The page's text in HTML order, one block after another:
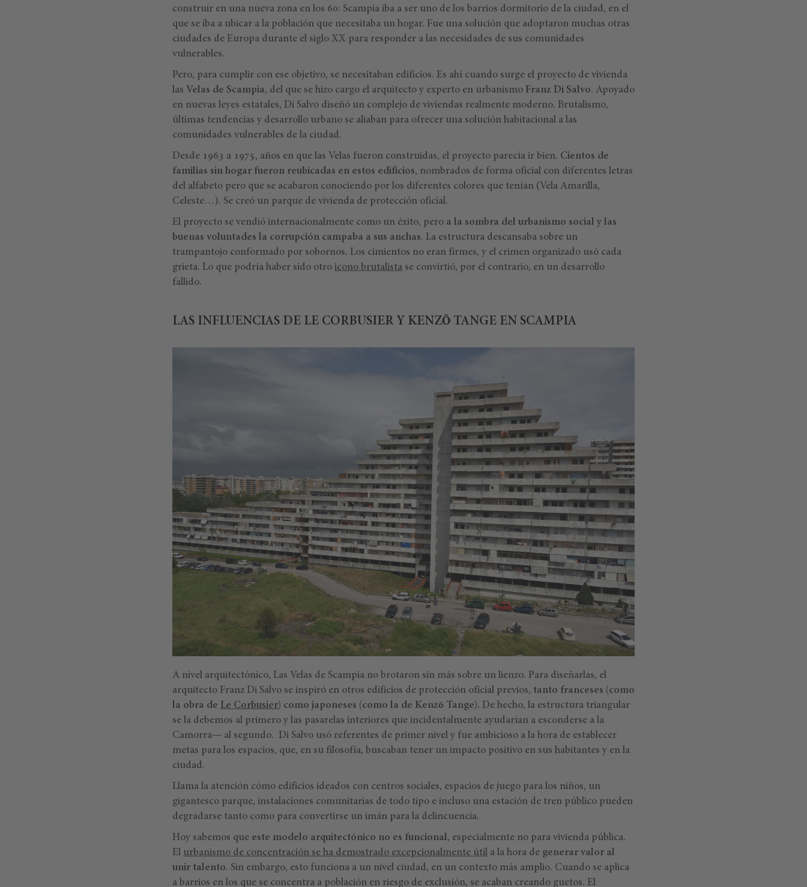
construir en una nueva zona en los 60: Scampia iba a ser uno de los barrios dormitorio de la ciudad, en el
que se iba a ubicar a la población que necesitaba un hogar. Fue una solución que adoptaron muchas otras
ciudades de Europa durante el siglo XX para responder a las necesidades de sus comunidades
vulnerables.
Pero, para cumplir con ese objetivo, se necesitaban edificios. Es ahí cuando surge el proyecto de vivienda
las Velas de Scampia, del que se hizo cargo el arquitecto y experto en urbanismo Franz Di Salvo. Apoyado
en nuevas leyes estatales, Di Salvo diseñó un complejo de viviendas realmente moderno. Brutalismo,
últimas tendencias y desarrollo urbano se aliaban para ofrecer una solución habitacional a las
comunidades vulnerables de la ciudad.
Desde 1963 a 1975, años en que las Velas fueron construidas, el proyecto parecía ir bien. Cientos de
familias sin hogar fueron reubicadas en estos edificios, nombrados de forma oficial con diferentes letras
del alfabeto pero que se acabaron conociendo por los diferentes colores que tenían (Vela Amarilla,
Celeste…). Se creó un parque de vivienda de protección oficial.
El proyecto se vendió internacionalmente como un éxito, pero a la sombra del urbanismo social y las
buenas voluntades la corrupción campaba a sus anchas. La estructura descansaba sobre un
trampantojo conformado por sobornos. Los cimientos no eran firmes, y el crimen organizado usó cada
grieta. Lo que podría haber sido otro icono brutalista se convirtió, por el contrario, en un desarrollo
fallido.
LAS INFLUENCIAS DE LE CORBUSIER Y KENZŌ TANGE EN SCAMPIA
A nivel arquitectónico, Las Velas de Scampia no brotaron sin más sobre un lienzo. Para diseñarlas, el
arquitecto Franz Di Salvo se inspiró en otros edificios de protección oficial previos, tanto franceses (como
la obra de Le Corbusier) como japoneses (como la de Kenzō Tange). De hecho, la estructura triangular
se la debemos al primero y las pasarelas interiores que incidentalmente ayudarían a esconderse a la
Camorra— al segundo. Di Salvo usó referentes de primer nivel y fue ambicioso a la hora de establecer
metas para los espacios, que, en su filosofía, buscaban tener un impacto positivo en sus habitantes y en la
ciudad.
Llama la atención cómo edificios ideados con centros sociales, espacios de juego para los niños, un
gigantesco parque, instalaciones comunitarias de todo tipo e incluso una estación de tren público pueden
degradarse tanto como para convertirse un imán para la delincuencia.
Hoy sabemos que este modelo arquitectónico no es funcional, especialmente no para vivienda pública.
El urbanismo de concentración se ha demostrado excepcionalmente útil a la hora de generar valor al
unir talento. Sin embargo, esto funciona a un nivel ciudad, en un contexto más amplio. Cuando se aplica
a barrios en los que se concentra a población en riesgo de exclusión, se acaban creando guetos. El